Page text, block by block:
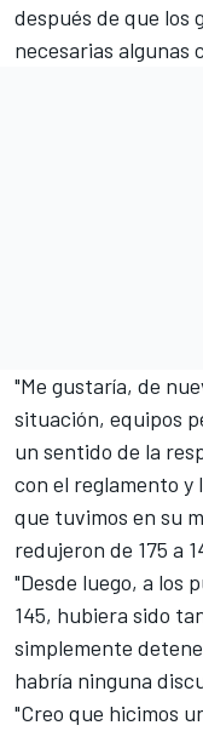
después de que los
necesarias algunas
"Me gustaría, de
situación, equipos
un sentido de la
con el reglamento y
que tuvimos en su
redujeron de 175 a
"Desde luego, a los
145, hubiera sido
simplemente
habría ninguna
"Creo que hicimos